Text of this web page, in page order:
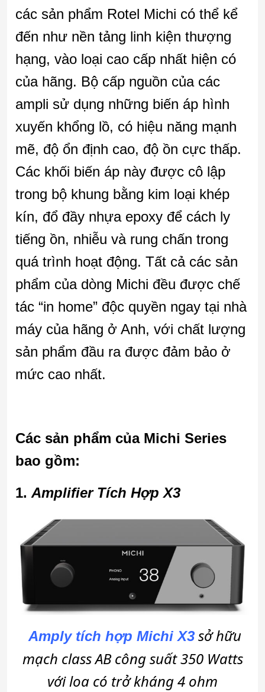
các sản phẩm Rotel Michi có thể kể
đến như nền tảng linh kiện thượng
hạng, vào loại cao cấp nhất hiện có
của hãng. Bộ cấp nguồn của các
ampli sử dụng những biến áp hình
xuyến khổng lồ, có hiệu năng mạnh
mẽ, độ ổn định cao, độ ồn cực thấp.
Các khối biến áp này được cô lập
trong bộ khung bằng kim loại khép
kín, đổ đầy nhựa epoxy để cách ly
tiếng ồn, nhiễu và rung chấn trong
quá trình hoạt động. Tất cả các sản
phẩm của dòng Michi đều được chế
tác “in home” độc quyền ngay tại nhà
máy của hãng ở Anh, với chất lượng
sản phẩm đầu ra được đảm bảo ở
mức cao nhất.
Các sản phẩm của Michi Series
bao gồm:
1. Amplifier Tích Hợp X3
Amply tích hợp Michi X3 sở hữu
mạch class AB công suất 350 Watts
với loa có trở kháng 4 ohm